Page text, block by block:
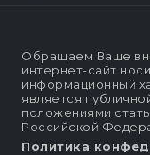
Обращаем Ваше
интернет-сайт
информационный
является
положениями
Российской
Политика